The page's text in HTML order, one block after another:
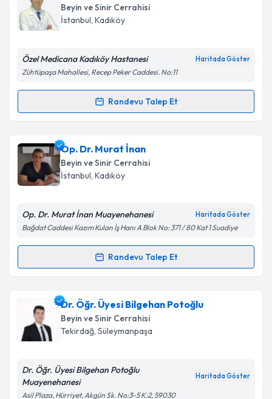
E-posta Adresiniz
Kişisel verilerimin işlenmesine ilişkin
kapsamda işlenmesini kabul ediyorum.
Beyin ve Sinir Cerrahisi
İstanbul, Kadıköy
Özel Medicana Kadıköy Hastanesi Haritada Göster
Zühtüpaşa Mahallesi, Recep Peker Caddesi. No:11
Randevu Talep Et
Randevu Takvimi Talebi
Prof. Dr. Ahmet Çolakiçin randevu takvimi talebi
oluşturun. Size bu uzmandan randevu almanız için bir
takvim hazırlandığında e-posta ile bilgilendireceğiz.
Kişisel verilerimin işlenmesine ilişkin
Metni'ni okudum ve kişisel verilerimin belirtilen
Takvim Talebini Gönder
Op. Dr. Murat İnan
Beyin ve Sinir Cerrahisi
İstanbul, Kadıköy
Op. Dr. Murat İnan Muayenehanesi Haritada Göster
Bağdat Caddesi Kazım Kulan İş Hanı A Blok No: 371 / 80 Kat 1 Suadiye
Randevu Talep Et
Randevu Takvimi Talebi
Op. Dr. Murat İnaniçin randevu takvimi talebi
oluşturun. Size bu uzmandan randevu almanız için bir
takvim hazırlandığında e-posta ile bilgilendireceğiz.
Dr. Öğr. Üyesi Bilgehan Potoğlu
Beyin ve Sinir Cerrahisi
Tekirdağ, Süleymanpaşa
Dr. Öğr. Üyesi Bilgehan Potoğlu
Muayenehanesi
Haritada Göster
Asil Plaza, Hürriyet, Akgün Sk. No:3-5 K:2, 59030